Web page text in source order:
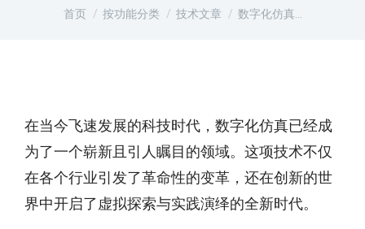
您在这里：
首页 按功能分类 技术文章 数字化仿真…
在当今飞速发展的科技时代，数字化仿真已经成
为了一个崭新且引人瞩目的领域。这项技术不仅
在各个行业引发了革命性的变革，还在创新的世
界中开启了虚拟探索与实践演绎的全新时代。